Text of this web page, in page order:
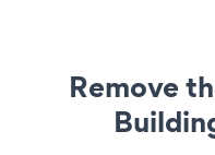
Remove